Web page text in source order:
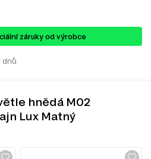
záruky od výrobce
dnů
hnědá M02
Lux Matný